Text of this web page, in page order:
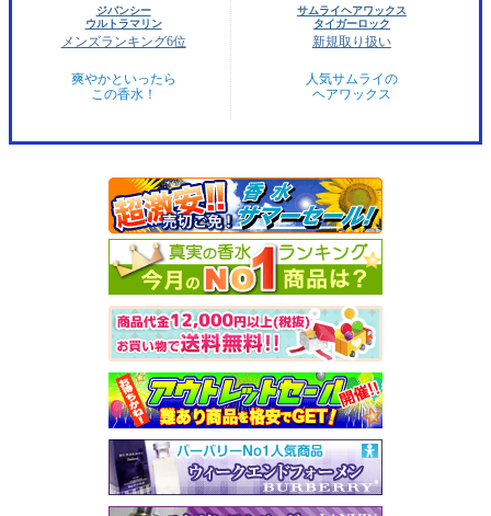
ジバンシー
ウルトラマリン
メンズランキング6位
爽やかといったら
この香水！
サムライヘアワックス
タイガーロック
新規取り扱い
人気サムライの
ヘアワックス